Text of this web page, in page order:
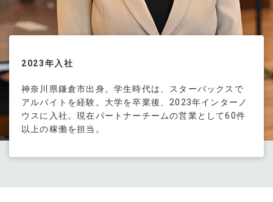
2023年入社
神奈川県鎌倉市出身。学生時代は、スターバックスで
アルバイトを経験。大学を卒業後、2023年インターノ
ウスに入社。現在パートナーチームの営業として60件
以上の稼働を担当。